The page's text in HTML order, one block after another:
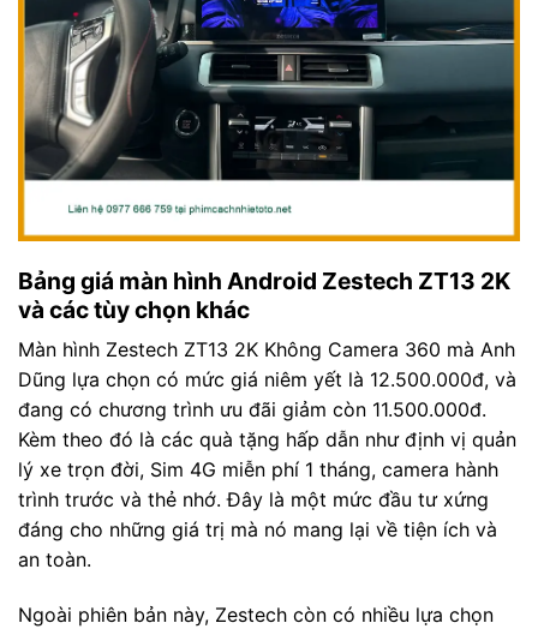
Bảng giá màn hình Android Zestech ZT13 2K
và các tùy chọn khác
Màn hình Zestech ZT13 2K Không Camera 360 mà Anh
Dũng lựa chọn có mức giá niêm yết là 12.500.000đ, và
đang có chương trình ưu đãi giảm còn 11.500.000đ.
Kèm theo đó là các quà tặng hấp dẫn như định vị quản
lý xe trọn đời, Sim 4G miễn phí 1 tháng, camera hành
trình trước và thẻ nhớ. Đây là một mức đầu tư xứng
đáng cho những giá trị mà nó mang lại về tiện ích và
an toàn.
Ngoài phiên bản này, Zestech còn có nhiều lựa chọn